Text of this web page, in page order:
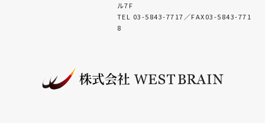
ル7F
TEL 03-5843-7717／FAX03-5843-771
8